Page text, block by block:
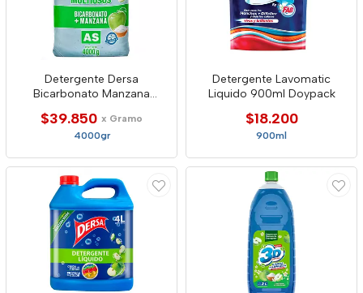
Detergente Dersa
Bicarbonato Manzana
$39.850 x Gramo
4000gr
Detergente Lavomatic
Liquido 900ml Doypack
$18.200
900ml